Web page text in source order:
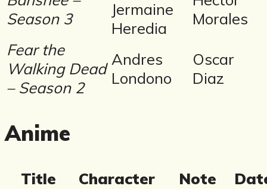
Season 3
Jermaine
Heredia
Morales
Fear the
Walking Dead
– Season 2
Andres
Londono
Oscar
Diaz
Anime
Title Character Note